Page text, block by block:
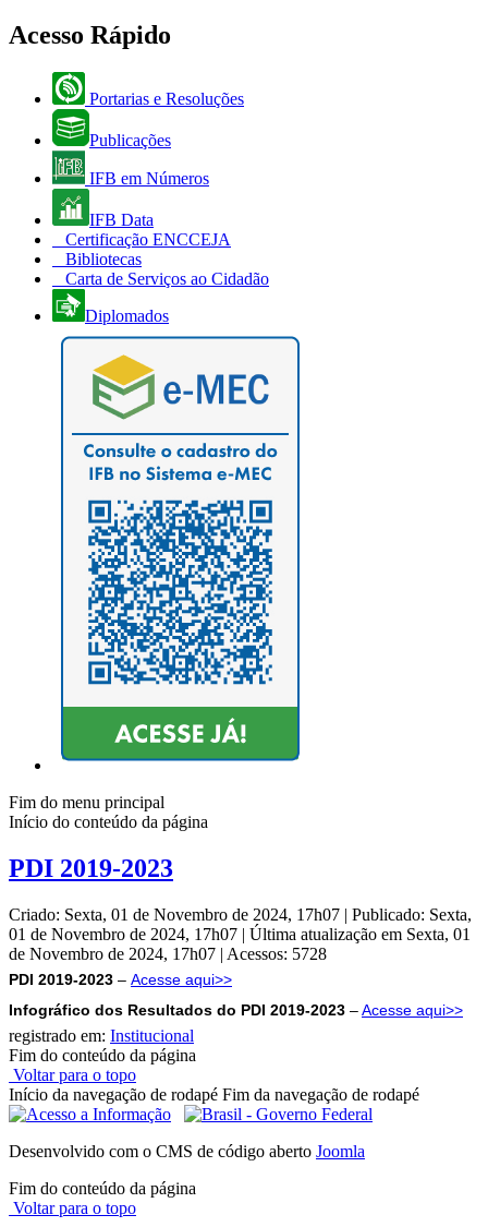
Acesso Rápido
Portarias e Resoluções
Publicações
IFB em Números
IFB Data
Certificação ENCCEJA
Bibliotecas
Carta de Serviços ao Cidadão
Diplomados
Fim do menu principal
Início do conteúdo da página
PDI 2019-2023
Criado: Sexta, 01 de Novembro de 2024, 17h07 | Publicado: Sexta,
01 de Novembro de 2024, 17h07 | Última atualização em Sexta, 01
de Novembro de 2024, 17h07 | Acessos: 5728
PDI 2019-2023 – Acesse aqui>>
Infográfico dos Resultados do PDI 2019-2023 –Acesse aqui>>
registrado em: Institucional
Fim do conteúdo da página
Voltar para o topo
Início da navegação de rodapé Fim da navegação de rodapé
Desenvolvido com o CMS de código aberto Joomla
Fim do conteúdo da página
Voltar para o topo